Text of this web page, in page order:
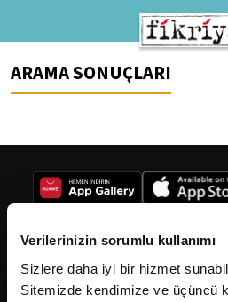
Verilerinizin sorumlu kullanımı
Sizlere daha iyi bir hizmet
Sitemizde kendimize ve üçüncü
ARAMA SONUÇLARI
2026Fikriyat. Tüm hakları saklıdır.